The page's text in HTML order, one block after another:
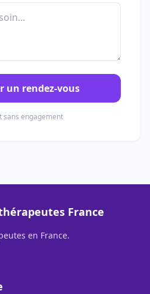
un rendez-vous
sans engagement
France
en France.